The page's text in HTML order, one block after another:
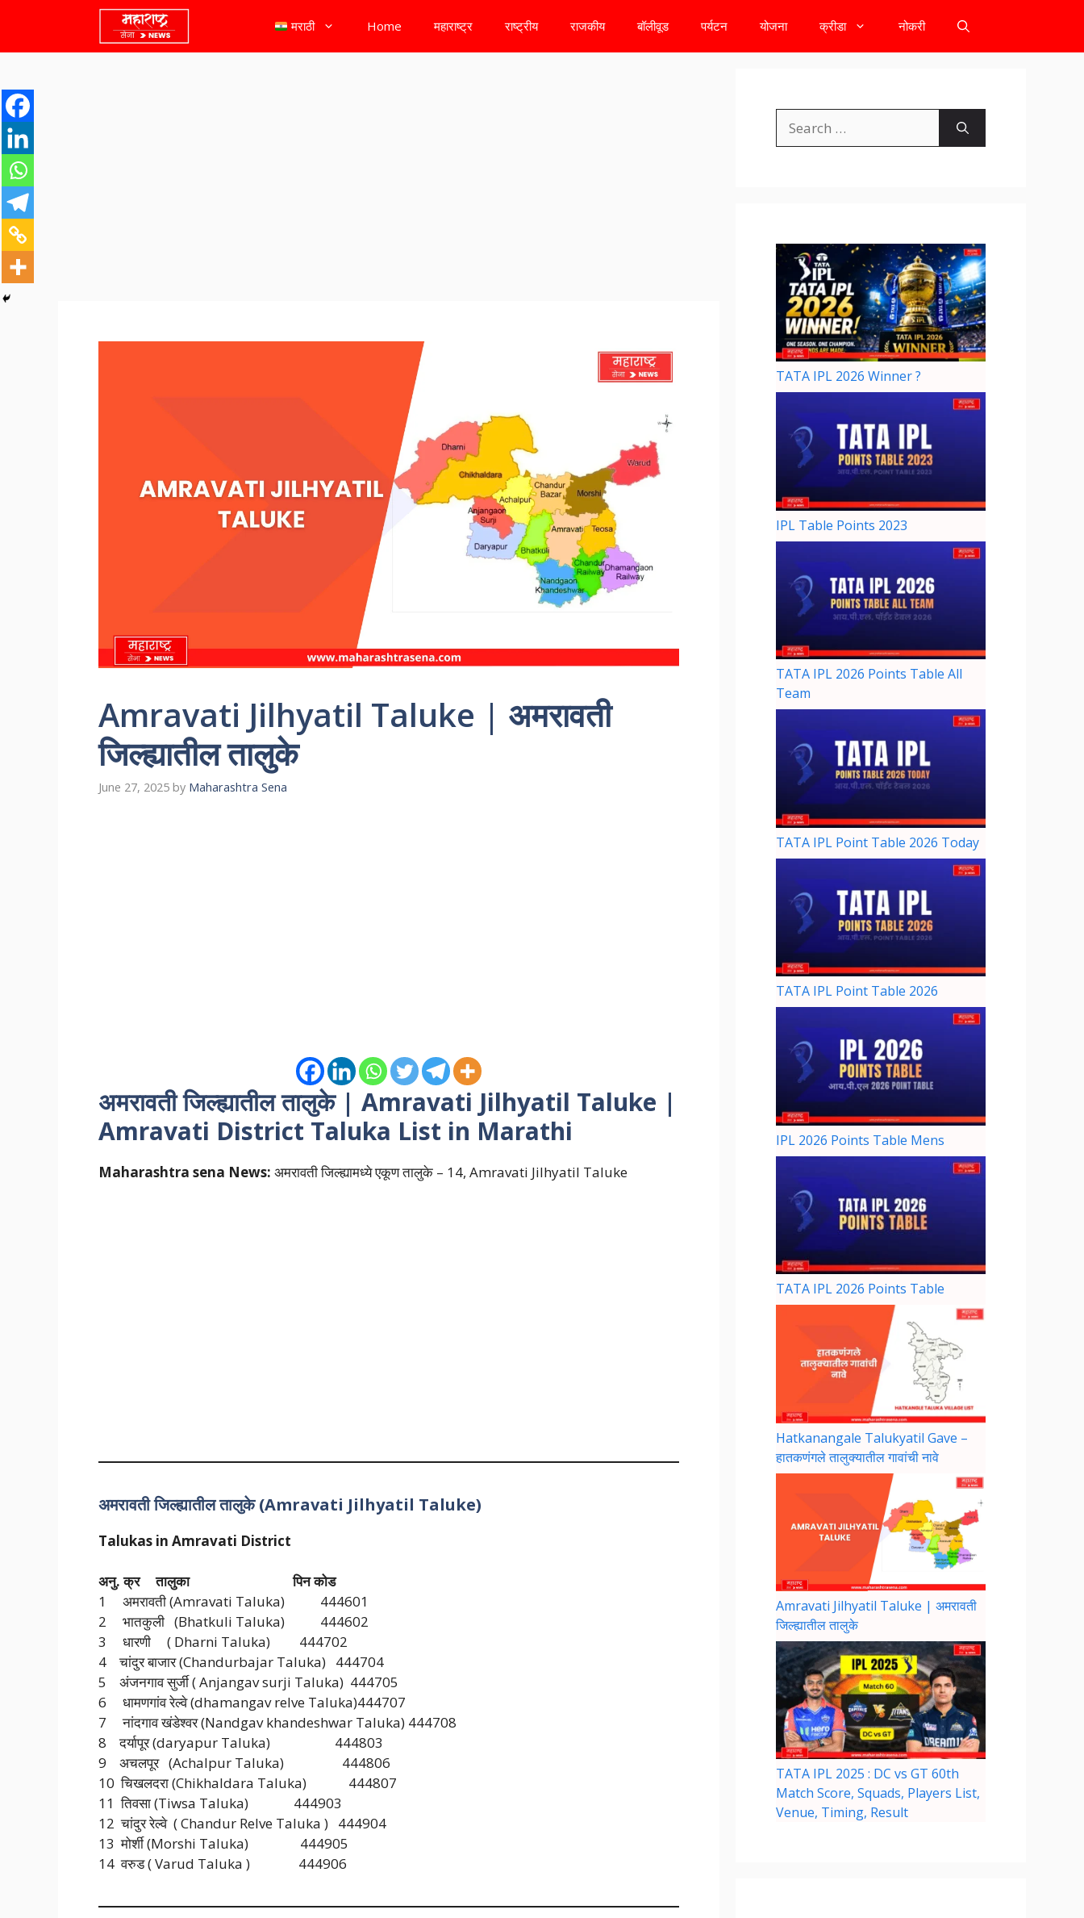
मराठी Home महाराष्ट्र राष्ट्रीय राजकीय बॉलीवूड पर्यटन योजना क्रीडा नोकरी
Amravati Jilhyatil Taluke | अमरावती
जिल्ह्यातील तालुके
June 27, 2025 by Maharashtra Sena
अमरावती जिल्ह्यातील तालुके | Amravati Jilhyatil Taluke |
Amravati District Taluka List in Marathi
Maharashtra sena News: अमरावती जिल्ह्यामध्ये एकूण तालुके – 14, Amravati Jilhyatil Taluke
अमरावती जिल्ह्यातील तालुके(Amravati Jilhyatil Taluke)
Talukas in Amravati District
अनु. क्र तालुका
पिन कोड
1 अमरावती (Amravati Taluka)
444601
2 भातकुली (Bhatkuli Taluka)
444602
3 धारणी ( Dharni Taluka) 444702
4 चांदुर बाजार (Chandurbajar Taluka) 444704
5 अंजनगाव सुर्जी ( Anjangav surji Taluka) 444705
6 धामणगांव रेल्वे (dhamangav relve Taluka)444707
7 नांदगाव खंडेश्वर (Nandgav khandeshwar Taluka) 444708
8 दर्यापूर (daryapur Taluka)
444803
9 अचलपूर (Achalpur Taluka)
444806
10 चिखलदरा (Chikhaldara Taluka)
444807
11 तिवसा (Tiwsa Taluka)
444903
12 चांदुर रेल्वे ( Chandur Relve Taluka ) 444904
13 मोर्शी (Morshi Taluka)
444905
14 वरुड ( Varud Taluka )
444906
TATA IPL 2026 Winner ?
IPL Table Points 2023
TATA IPL 2026 Points Table All
Team
TATA IPL Point Table 2026 Today
TATA IPL Point Table 2026
IPL 2026 Points Table Mens
TATA IPL 2026 Points Table
Hatkanangale Talukyatil Gave –
हातकणंगले तालुक्यातील गावांची नावे
Amravati Jilhyatil Taluke | अमरावती
जिल्ह्यातील तालुके
TATA IPL 2025 : DC vs GT 60th
Match Score, Squads, Players List,
Venue, Timing, Result